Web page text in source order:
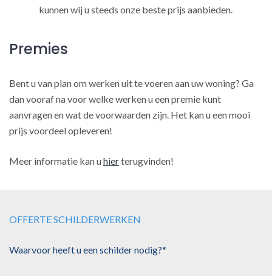
kunnen wij u steeds onze beste prijs aanbieden.
Premies
Bent u van plan om werken uit te voeren aan uw woning? Ga
dan vooraf na voor welke werken u een premie kunt
aanvragen en wat de voorwaarden zijn. Het kan u een mooi
prijs voordeel opleveren!
Meer informatie kan uhierterugvinden!
OFFERTE SCHILDERWERKEN
Waarvoor heeft u een schilder nodig?*